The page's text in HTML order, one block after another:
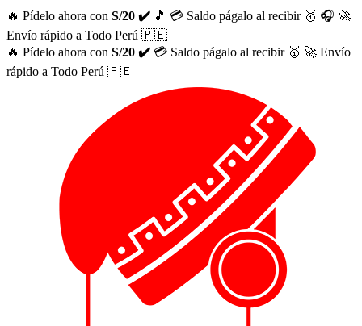
🔥 Pídelo ahora con S/20 ✔️ 🎵 💳 Saldo págalo al recibir 🥇 🎧 🚀
Envío rápido a Todo Perú 🇵🇪
🔥 Pídelo ahora con S/20 ✔️ 💳 Saldo págalo al recibir 🥇 🚀 Envío
rápido a Todo Perú 🇵🇪